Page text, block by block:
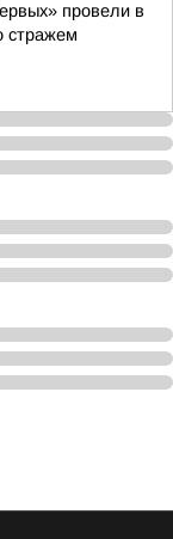
провели в
стражем